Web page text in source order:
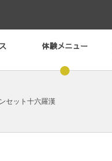
体験メニュー
セット十六羅漢